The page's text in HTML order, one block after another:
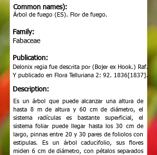
Common names):
Árbol de fuego (ES). Flor de fuego.
Family:
Fabaceae
Publication:
Delonix regia fue descrita por (Bojer ex Hook.) Raf.
Y publicado en Flora Telluriana 2: 92. 1836[1837].
Description:
Es un árbol que puede alcanzar una altura de
hasta 8 m de altura y 60 cm de diámetro, el
sistema radículas es bastante superficial, el
sistema foliar puede llegar hasta los 30 cm de
largo, pinnas entre 20 y 30 pares de foliolos con
estipulas. Es un árbol caducifolio, sus flores
miden 6 cm de diámetro, con pétalos separados